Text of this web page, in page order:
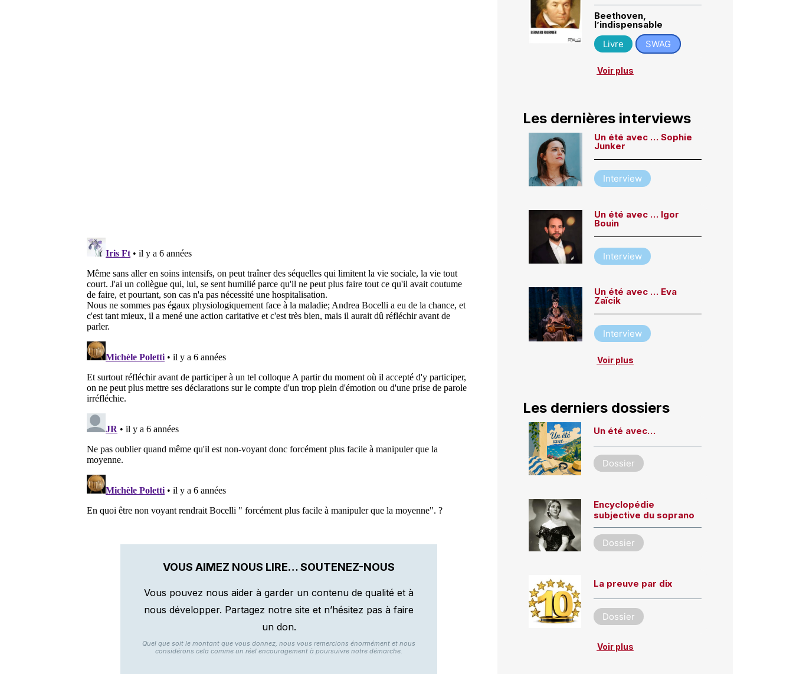
VOUS AIMEZ NOUS LIRE… SOUTENEZ-NOUS
Vous pouvez nous aider à garder un contenu de qualité et à
nous développer. Partagez notre site et n’hésitez pas à faire
un don.
Quel que soit le montant que vous donnez, nous vous remercions énormément et nous
considérons cela comme un réel encouragement à poursuivre notre démarche.
Beethoven,
l’indispensable
Livre
SWAG
Voir plus
Les dernières interviews
Un été avec … Sophie
Junker
Interview
Un été avec … Igor
Bouin
Interview
Un été avec … Eva
Zaïcik
Interview
Voir plus
Les derniers dossiers
Un été avec…
Dossier
Encyclopédie
subjective du soprano
Dossier
La preuve par dix
Dossier
Voir plus